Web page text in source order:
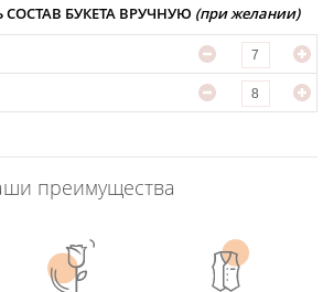
БУКЕТА ВРУЧНУЮ (при желании)
преимущества